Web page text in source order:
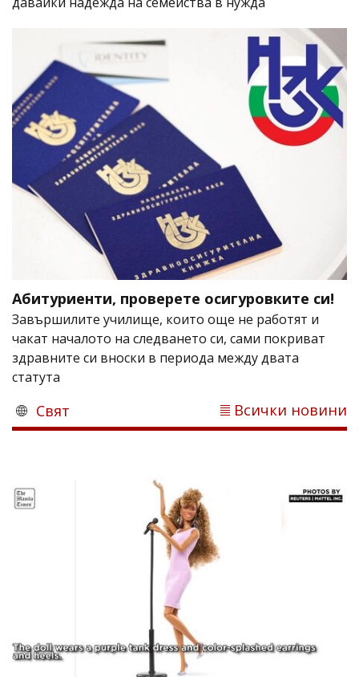
Абитуриенти, проверете осигуровките си!
Завършилите училище, които още не работят и
чакат началото на следването си, сами покриват
здравните си вноски в периода между двата
статута
Свят Всички новини